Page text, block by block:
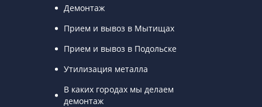
Демонтаж
Прием и вывоз в Мытищах
Прием и вывоз в Подольске
Утилизация металла
В каких городах мы делаем
демонтаж